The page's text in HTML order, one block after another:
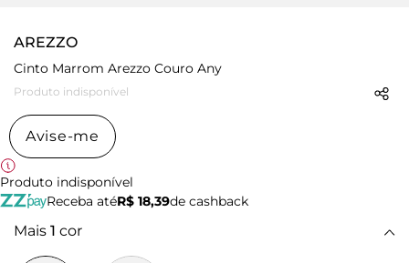
AREZZO
Cinto Marrom Arezzo Couro Any
Produto indisponível
Avise-me
Produto indisponível
Receba atéR$ 18,39de cashback
Mais 1 cor